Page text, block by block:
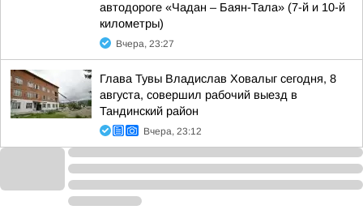
автодороге «Чадан – Баян-Тала» (7-й и 10-й
километры)
Вчера, 23:27
Глава Тувы Владислав Ховалыг сегодня, 8
августа, совершил рабочий выезд в
Тандинский район
Вчера, 23:12